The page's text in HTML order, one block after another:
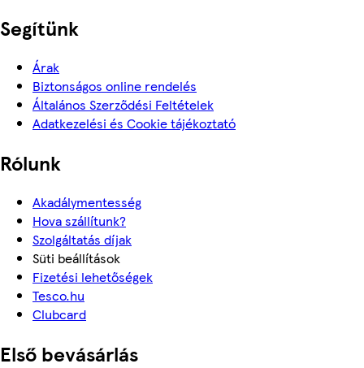
Segítünk
Árak
Biztonságos online rendelés
Általános Szerződési Feltételek
Adatkezelési és Cookie tájékoztató
Rólunk
Akadálymentesség
Hova szállítunk?
Szolgáltatás díjak
Süti beállítások
Fizetési lehetőségek
Tesco.hu
Clubcard
Első bevásárlás